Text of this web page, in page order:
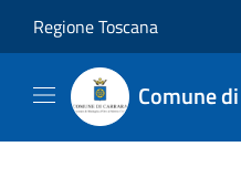
Regione Toscana
Comune